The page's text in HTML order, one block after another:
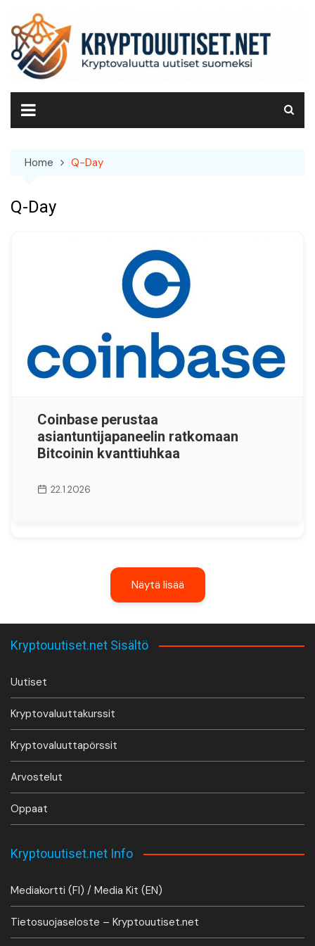
content
Home Q-Day
Q-Day
Coinbase perustaa
asiantuntijapaneelin ratkomaan
Bitcoinin kvanttiuhkaa
22.1.2026
Näytä lisää
Kryptouutiset.net Sisältö
Uutiset
Kryptovaluuttakurssit
Kryptovaluuttapörssit
Arvostelut
Oppaat
Kryptouutiset.net Info
Mediakortti (FI) / Media Kit (EN)
Tietosuojaseloste – Kryptouutiset.net